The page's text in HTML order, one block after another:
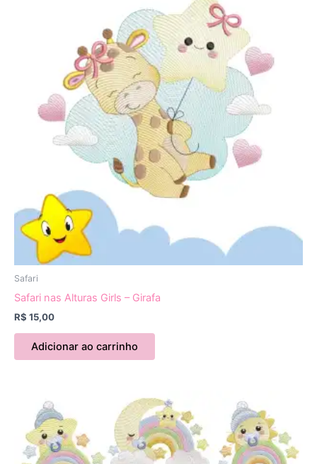
Safari
Safari nas Alturas Girls – Girafa
R$ 15,00
Adicionar ao carrinho